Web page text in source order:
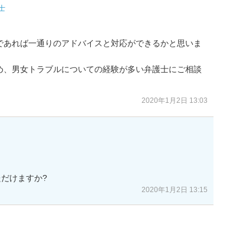
れば一通りのアドバイスと対応ができるかと思いま
男女トラブルについての経験が多い弁護士にご相談
2020年1月2日 13:03
2020年1月2日 13:15